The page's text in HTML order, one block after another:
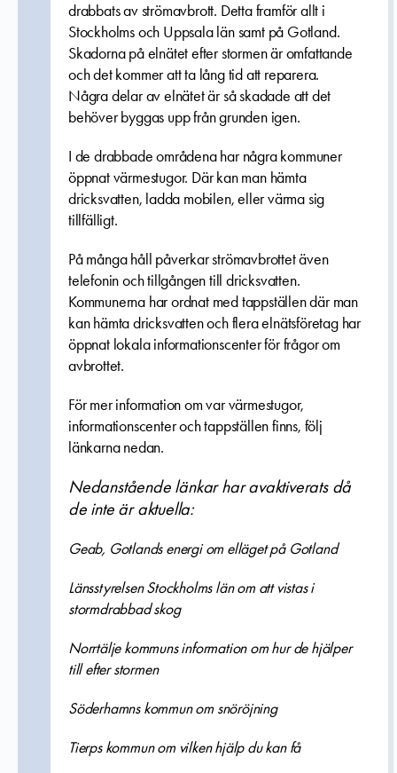
drabbats av strömavbrott. Detta framför allt i
Stockholms och Uppsala län samt på Gotland.
Skadorna på elnätet efter stormen är omfattande
och det kommer att ta lång tid att reparera.
Några delar av elnätet är så skadade att det
behöver byggas upp från grunden igen.
I de drabbade områdena har några kommuner
öppnat värmestugor. Där kan manhämta
dricksvatten, ladda mobilen, eller värma sig
tillfälligt.
På många håll påverkar strömavbrottet även
telefonin och tillgången till dricksvatten.
Kommunerna har ordnat med tappställen där man
kan hämta dricksvatten och flera elnätsföretag har
öppnat lokala informationscenter för frågor om
avbrottet.
För mer information om var värmestugor,
informationscenter och tappställen finns, följ
länkarna nedan.
Nedanstående länkar har avaktiverats då
de inte är aktuella:
Geab, Gotlands energi om elläget på Gotland
Länsstyrelsen Stockholms län om att vistas i
stormdrabbad skog
Norrtälje kommuns information om hur de hjälper
till efter stormen
Söderhamns kommun om snöröjning
Tierps kommun om vilken hjälp du kan få